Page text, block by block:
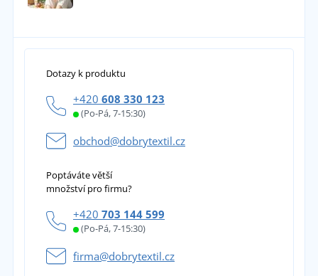
Dotazy k produktu
+420 608 330 123
(Po-Pá, 7-15:30)
obchod@dobrytextil.cz
Poptáváte větší
množství pro firmu?
+420 703 144 599
(Po-Pá, 7-15:30)
firma@dobrytextil.cz